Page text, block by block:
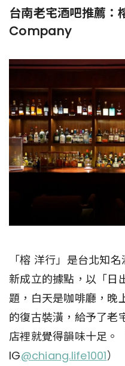
台南老宅酒吧推薦：
Company
「榕 洋行」是台北知
新成立的據點，以「日
題，白天是咖啡廳，晚
的復古裝潢，給予了老
店裡就覺得韻味十足。
IG@chiang.life1001）